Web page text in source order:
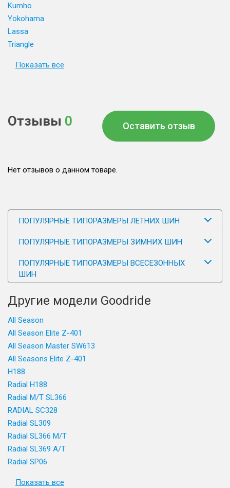
Kumho
Yokohama
Lassa
Triangle
Показать все
Отзывы 0 Оставить отзыв
Нет отзывов о данном товаре.
ПОПУЛЯРНЫЕ ТИПОРАЗМЕРЫ ЛЕТНИХ ШИН
ПОПУЛЯРНЫЕ ТИПОРАЗМЕРЫ ЗИМНИХ ШИН
ПОПУЛЯРНЫЕ ТИПОРАЗМЕРЫ ВСЕСЕЗОННЫХ
ШИН
Другие модели Goodride
All Season
All Season Elite Z-401
All Season Master SW613
All Seasons Elite Z-401
H188
Radial H188
Radial M/T SL366
RADIAL SC328
Radial SL309
Radial SL366 M/T
Radial SL369 A/T
Radial SP06
Показать все